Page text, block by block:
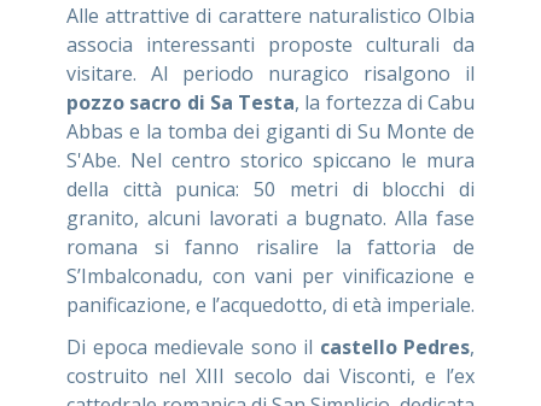
Alle attrattive di carattere naturalistico Olbia
associa interessanti proposte culturali da
visitare. Al periodo nuragico risalgono il
pozzo sacro di Sa Testa, la fortezza di Cabu
Abbas e la tomba dei giganti di Su Monte de
S'Abe. Nel centro storico spiccano le mura
della città punica: 50 metri di blocchi di
granito, alcuni lavorati a bugnato. Alla fase
romana si fanno risalire la fattoria de
S’Imbalconadu, con vani per vinificazione e
panificazione, e l’acquedotto, di età imperiale.
Di epoca medievale sono il castello Pedres,
costruito nel XIII secolo dai Visconti, e l’ex